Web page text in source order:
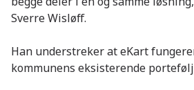
Sverre Wisløff.
Han understreker at eKart
kommunens eksisterende